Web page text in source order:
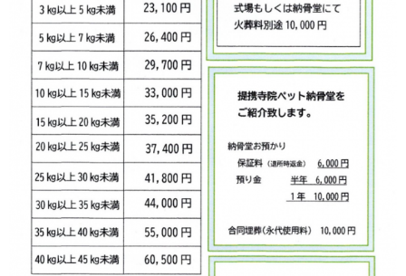
Home
秦野ペットセレモニーとは
料金プラン